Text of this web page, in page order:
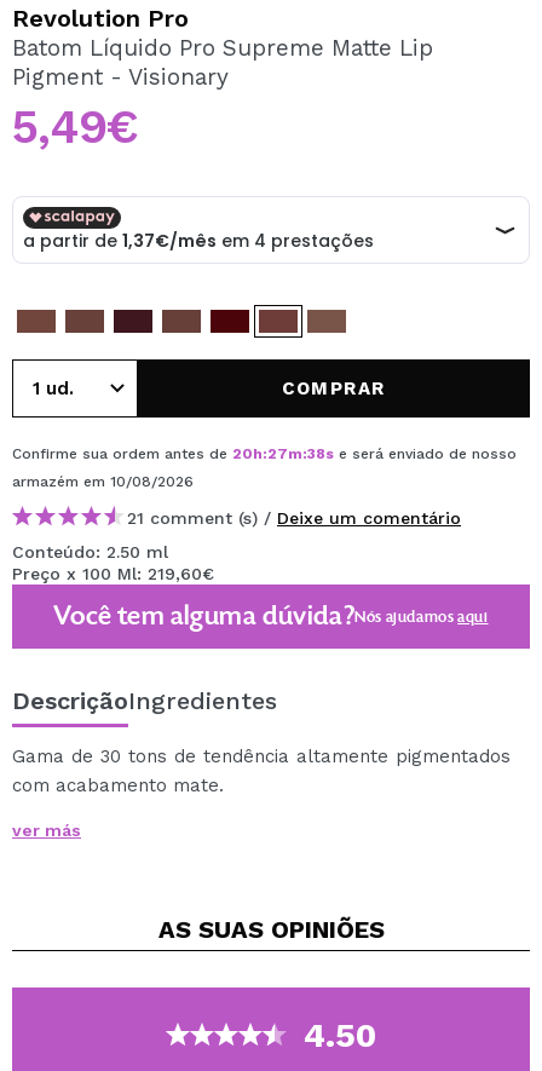
Ao criar uma conta no Maquibeauty.pt pode fazer as suas
compras rapidamente, verificar o estado das suas
Revolution Pro
Batom Líquido Pro Supreme Matte Lip
Pigment - Visionary
5,49€
COMPRAR
Confirme sua ordem antes de 20h:27m:38s e será enviado de nosso
armazém em 10/08/2026
21 comment (s) / Deixe um comentário
Conteúdo: 2.50 ml
Preço x 100 Ml: 219,60€
Você tem alguma dúvida?Nós ajudamosaqui
DescriçãoIngredientes
Gama de 30 tons de tendência altamente pigmentados
com acabamento mate.
proporcionando uma cobertura uniforme.
ver más
AS SUAS OPINIÕES
4.50